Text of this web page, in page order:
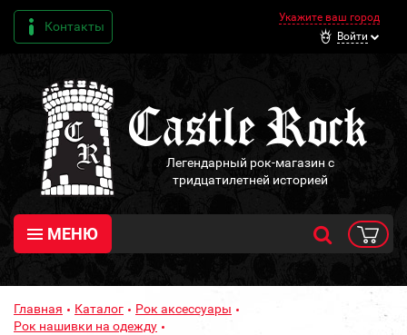
Контакты
Укажите ваш город
Войти
Легендарный рок-магазин с
тридцатилетней историей
МЕНЮ
Главная Каталог
Рок аксессуары
Рок нашивки на одежду